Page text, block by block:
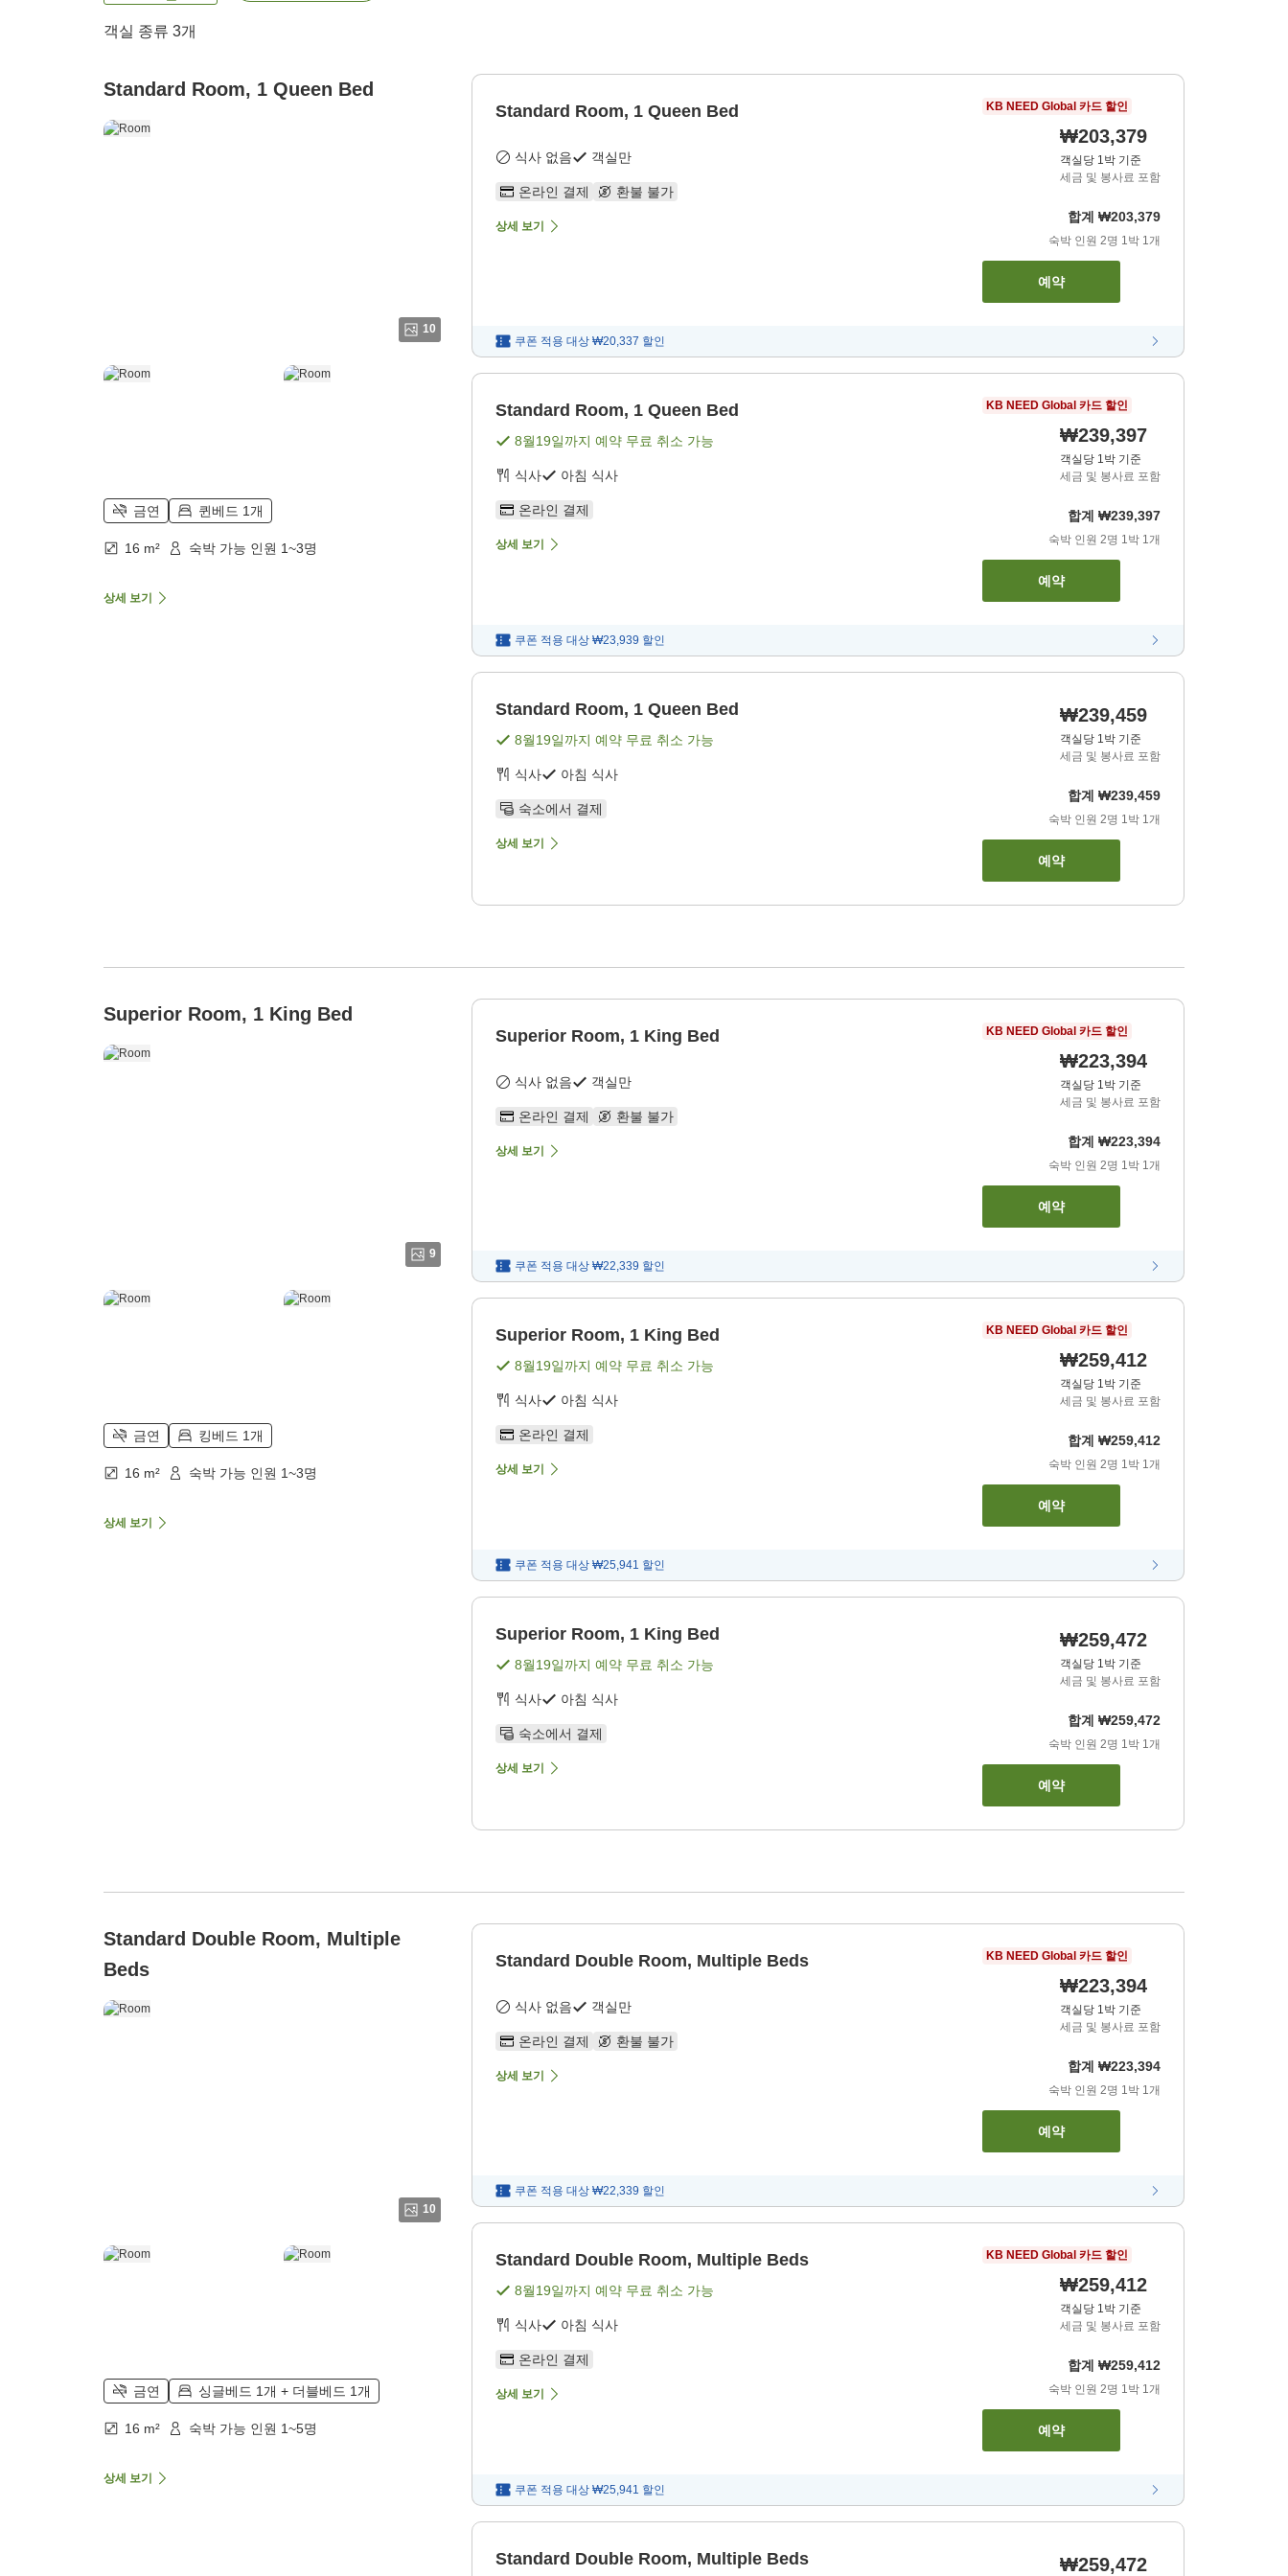
객실 종류 3개
Standard Room, 1 Queen Bed
10
금연 퀸베드 1개
16 m² 숙박 가능 인원 1~3명
상세 보기
Standard Room, 1 Queen Bed
식사 없음 객실만
온라인 결제 환불 불가
상세 보기
KB NEED Global 카드 할인
₩203,379
객실당 1박 기준
세금 및 봉사료 포함
합계 ₩203,379
숙박 인원 2명 1박 1개
예약
쿠폰 적용 대상 ₩20,337 할인
Standard Room, 1 Queen Bed
8월19일까지 예약 무료 취소 가능
식사 아침 식사
온라인 결제
상세 보기
KB NEED Global 카드 할인
₩239,397
객실당 1박 기준
세금 및 봉사료 포함
합계 ₩239,397
숙박 인원 2명 1박 1개
예약
쿠폰 적용 대상 ₩23,939 할인
Standard Room, 1 Queen Bed
8월19일까지 예약 무료 취소 가능
식사 아침 식사
숙소에서 결제
상세 보기
₩239,459
객실당 1박 기준
세금 및 봉사료 포함
합계 ₩239,459
숙박 인원 2명 1박 1개
예약
Superior Room, 1 King Bed
9
금연 킹베드 1개
16 m² 숙박 가능 인원 1~3명
상세 보기
Superior Room, 1 King Bed
식사 없음 객실만
온라인 결제 환불 불가
상세 보기
KB NEED Global 카드 할인
₩223,394
객실당 1박 기준
세금 및 봉사료 포함
합계 ₩223,394
숙박 인원 2명 1박 1개
예약
쿠폰 적용 대상 ₩22,339 할인
Superior Room, 1 King Bed
8월19일까지 예약 무료 취소 가능
식사 아침 식사
온라인 결제
상세 보기
KB NEED Global 카드 할인
₩259,412
객실당 1박 기준
세금 및 봉사료 포함
합계 ₩259,412
숙박 인원 2명 1박 1개
예약
쿠폰 적용 대상 ₩25,941 할인
Superior Room, 1 King Bed
8월19일까지 예약 무료 취소 가능
식사 아침 식사
숙소에서 결제
상세 보기
₩259,472
객실당 1박 기준
세금 및 봉사료 포함
합계 ₩259,472
숙박 인원 2명 1박 1개
예약
Standard Double Room, Multiple
Beds
10
금연 싱글베드 1개 + 더블베드 1개
16 m² 숙박 가능 인원 1~5명
상세 보기
Standard Double Room, Multiple Beds
식사 없음 객실만
온라인 결제 환불 불가
상세 보기
KB NEED Global 카드 할인
₩223,394
객실당 1박 기준
세금 및 봉사료 포함
합계 ₩223,394
숙박 인원 2명 1박 1개
예약
쿠폰 적용 대상 ₩22,339 할인
Standard Double Room, Multiple Beds
8월19일까지 예약 무료 취소 가능
식사 아침 식사
온라인 결제
상세 보기
KB NEED Global 카드 할인
₩259,412
객실당 1박 기준
세금 및 봉사료 포함
합계 ₩259,412
숙박 인원 2명 1박 1개
예약
쿠폰 적용 대상 ₩25,941 할인
Standard Double Room, Multiple Beds ₩259,472